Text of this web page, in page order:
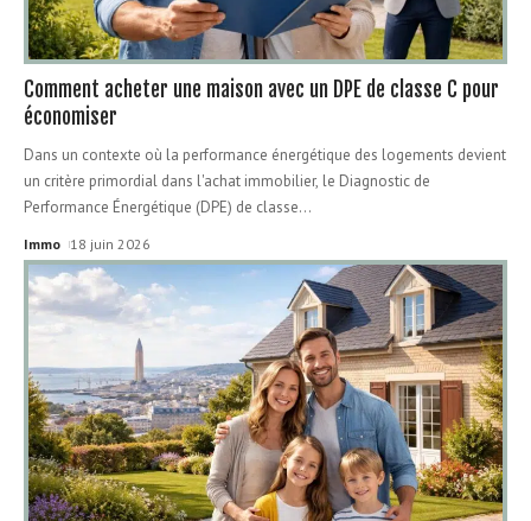
Comment acheter une maison avec un DPE de classe C pour
économiser
Dans un contexte où la performance énergétique des logements devient
un critère primordial dans l'achat immobilier, le Diagnostic de
Performance Énergétique (DPE) de classe…
Immo 18 juin 2026